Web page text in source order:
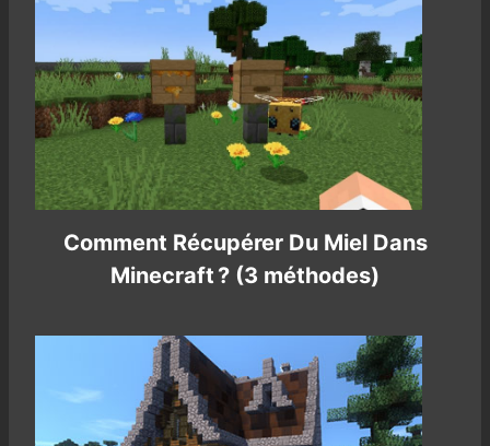
Comment Récupérer Du Miel Dans
Minecraft ? (3 méthodes)